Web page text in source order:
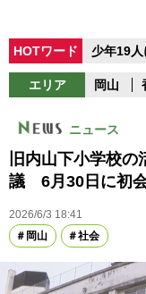
HOTワード 少年19
エリア 岡山
ニュース
旧内山下小学校
議 6月30日に初
2026/6/3 18:41
岡山
社会